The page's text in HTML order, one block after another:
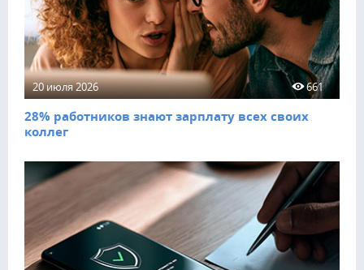
20 июля 2026 661
28% работников знают зарплату всех своих
коллег